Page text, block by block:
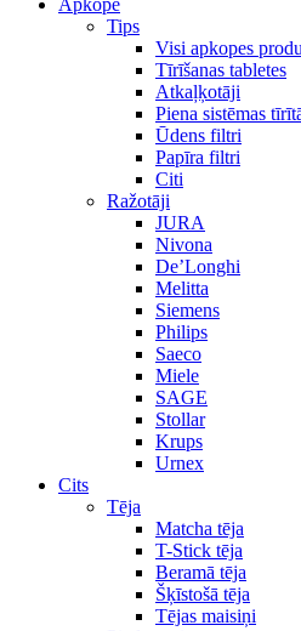
Apkope
Tips
Visi apkopes
Tīrīšanas tabletes
Atkaļķotāji
Piena sistēmas
Ūdens filtri
Papīra filtri
Citi
Ražotāji
JURA
Nivona
De’Longhi
Melitta
Siemens
Philips
Saeco
Miele
SAGE
Stollar
Krups
Urnex
Cits
Tēja
Matcha tēja
T-Stick tēja
Beramā tēja
Šķīstošā tēja
Tējas maisiņi